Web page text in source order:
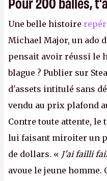
Une belle histoire
Michael Major, un ado
pensait avoir réussi le
blague ? Publier sur
d'assets intitulé sans
vendu au prix plafond
Contre toute attente, le
lui faisant miroiter un
de dollars. « J'ai failli
avoue le jeune